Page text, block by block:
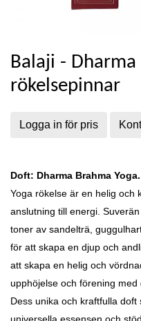
Balaji - Dharma
rökelsepinnar
Logga in för pris
Doft: Dharma Brahma Yoga.
Yoga rökelse är en helig och
anslutning till energi.
toner av sandelträ,
för att skapa en djup och
att skapa en helig och
upphöjelse och förening med
Dess unika och kraftfulla